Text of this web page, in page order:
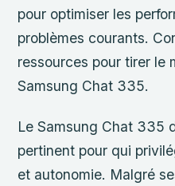
pour optimiser les
problèmes courants.
ressources pour tirer le
Samsung Chat 335.
Le Samsung Chat 335
pertinent pour qui
et autonomie. Malgré